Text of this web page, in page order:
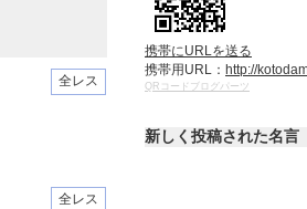
全レス
全レス
携帯にURLを送る
携帯用URL： http://
QRコードブログパーツ
新しく投稿された名言